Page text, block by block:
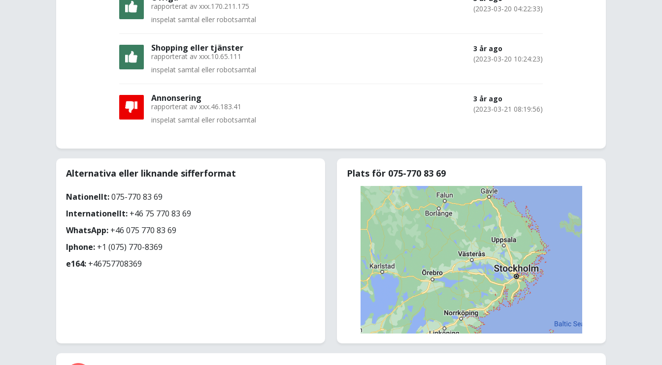
rapporterat av xxx.170.211.175
inspelat samtal eller robotsamtal
(2023-03-20 04:22:33)
Shopping eller tjänster
rapporterat av xxx.10.65.111
inspelat samtal eller robotsamtal
3 år ago
(2023-03-20 10:24:23)
Annonsering
rapporterat av xxx.46.183.41
inspelat samtal eller robotsamtal
3 år ago
(2023-03-21 08:19:56)
Alternativa eller liknande sifferformat
Nationellt:075-770 83 69
Internationellt: +46 75 770 83 69
WhatsApp: +46 075 770 83 69
Iphone: +1 (075) 770-8369
e164: +46757708369
Plats för 075-770 83 69